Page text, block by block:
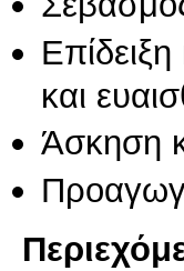
και
Άσκηση